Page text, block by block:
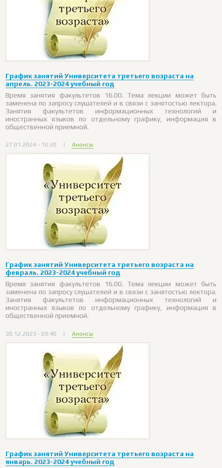
График занятий Университета третьего возраста на
апрель. 2023-2024 учебный год
Время занятия факультетов 16.00. Тема лекции может быть
заменена по запросу слушателей и в связи с занятостью лектора.
Занятия факультетов информационных технологий и
иностранных языков по отдельному графику, информация в
общественной приемной.
27.01.2024 - 10:20 | Анонсы
График занятий Университета третьего возраста на
февраль. 2023-2024 учебный год
Время занятия факультетов 16.00. Тема лекции может быть
заменена по запросу слушателей и в связи с занятостью лектора.
Занятия факультетов информационных технологий и
иностранных языков по отдельному графику, информация в
общественной приемной.
30.12.2023 - 09:40 | Анонсы
График занятий Университета третьего возраста на
январь. 2023-2024 учебный год